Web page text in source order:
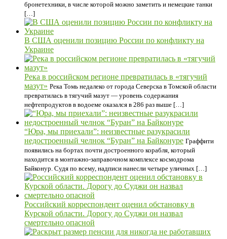
бронетехники, в числе которой можно заметить и немецкие танки
[…]
В США оценили позицию России по конфликту на
Украине
Река в российском регионе превратилась в «тягучий
мазут» Река Томь недалеко от города Северска в Томской области
превратилась в тягучий мазут — уровень содержания
нефтепродуктов в водоеме оказался в 286 раз выше […]
“Юра, мы приехали”: неизвестные разукрасили
недостроенный челнок “Буран” на Байконуре Граффити
появились на бортах почти достроенного корабля, который
находится в монтажно-заправочном комплексе космодрома
Байконур. Судя по всему, надписи нанесли четыре уличных […]
Российский корреспондент оценил обстановку в
Курской области. Дорогу до Суджи он назвал
смертельно опасной